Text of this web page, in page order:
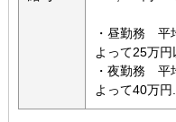
・昼勤務 平
よって25万円
・夜勤務 平
よって40万円